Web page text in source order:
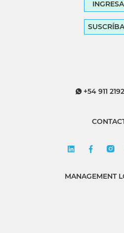
+54 911
MANAGEMENT